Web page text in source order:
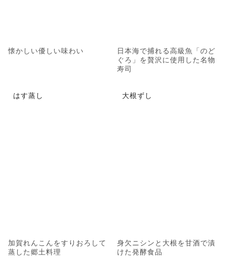
懐かしい優しい味わい
日本海で捕れる高級魚「のど
ぐろ」を贅沢に使用した名物
寿司
はす蒸し
加賀れんこんをすりおろして
蒸した郷土料理
大根ずし
身欠ニシンと大根を甘酒で漬
けた発酵食品